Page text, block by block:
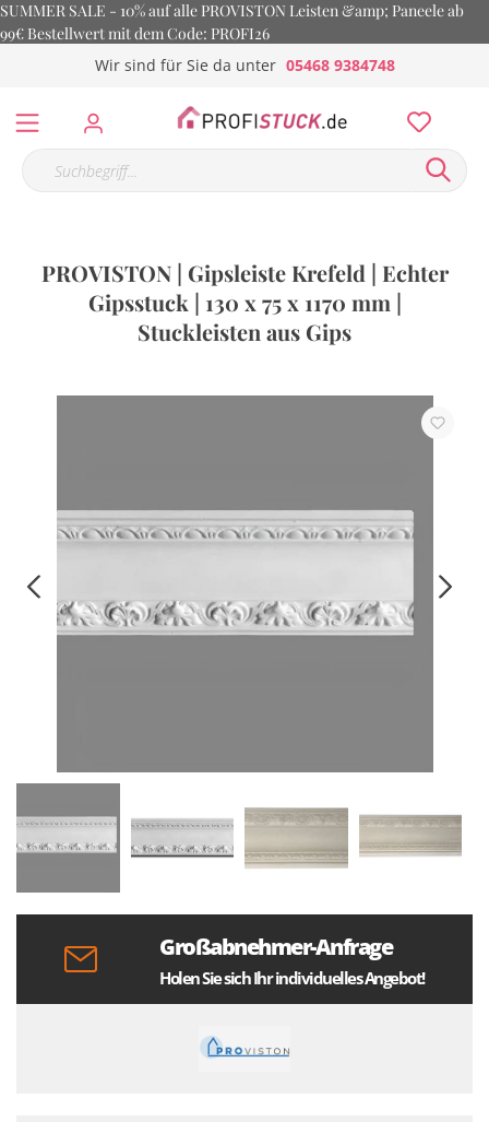
SUMMER SALE - 10% auf alle PROVISTON Leisten &amp; Paneele ab
99€ Bestellwert mit dem Code: PROFI26
Wir sind für Sie da unter 05468 9384748
PROVISTON | Gipsleiste Krefeld | Echter
Gipsstuck | 130 x 75 x 1170 mm |
Stuckleisten aus Gips
Großabnehmer-Anfrage
Holen Sie sich Ihr individuelles Angebot!